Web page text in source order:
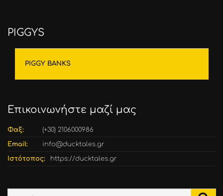
PIGGYS
PIGGY BANKS
Επικοινωνήστε μαζί μας
Φαξ: (+30) 2106000986
Email: info@ducktales.gr
Ιστότοπος: https://ducktales.gr